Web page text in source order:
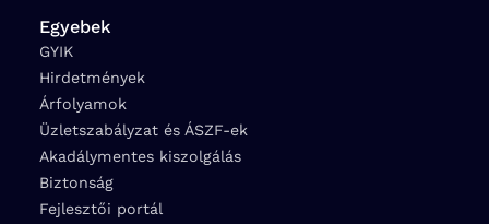
Egyebek
GYIK
Hirdetmények
Árfolyamok
Üzletszabályzat és ÁSZF-ek
Akadálymentes kiszolgálás
Biztonság
Fejlesztői portál